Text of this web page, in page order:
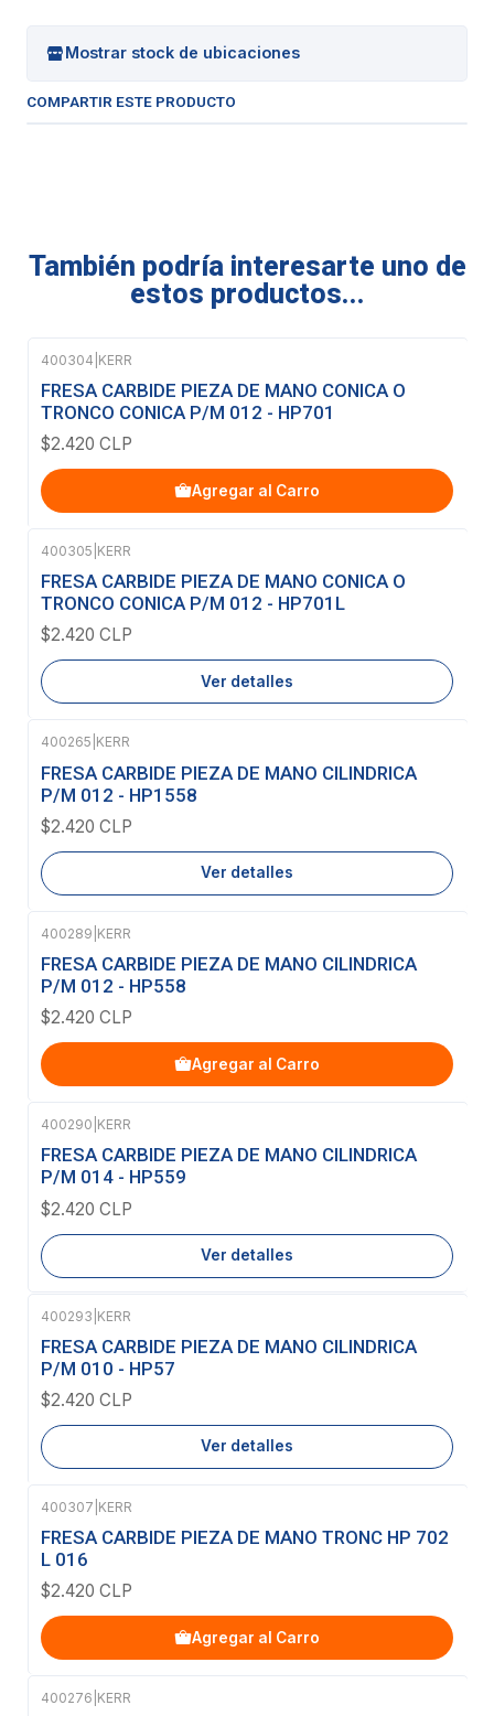
Mostrar stock de ubicaciones
COMPARTIR ESTE PRODUCTO
También podría interesarte uno de
estos productos...
400304 KERR
FRESA CARBIDE PIEZA DE MANO CONICA O
TRONCO CONICA P/M 012 - HP701
$2.420 CLP
Agregar al Carro
Agotado
400305 KERR
FRESA CARBIDE PIEZA DE MANO CONICA O
TRONCO CONICA P/M 012 - HP701L
$2.420 CLP
Ver detalles
Agotado
400265 KERR
FRESA CARBIDE PIEZA DE MANO CILINDRICA
P/M 012 - HP1558
$2.420 CLP
Ver detalles
400289 KERR
FRESA CARBIDE PIEZA DE MANO CILINDRICA
P/M 012 - HP558
$2.420 CLP
Agregar al Carro
Agotado
400290 KERR
FRESA CARBIDE PIEZA DE MANO CILINDRICA
P/M 014 - HP559
$2.420 CLP
Ver detalles
Agotado
400293 KERR
FRESA CARBIDE PIEZA DE MANO CILINDRICA
P/M 010 - HP57
$2.420 CLP
Ver detalles
400307 KERR
FRESA CARBIDE PIEZA DE MANO TRONC HP 702
L 016
$2.420 CLP
Agregar al Carro
400276 KERR